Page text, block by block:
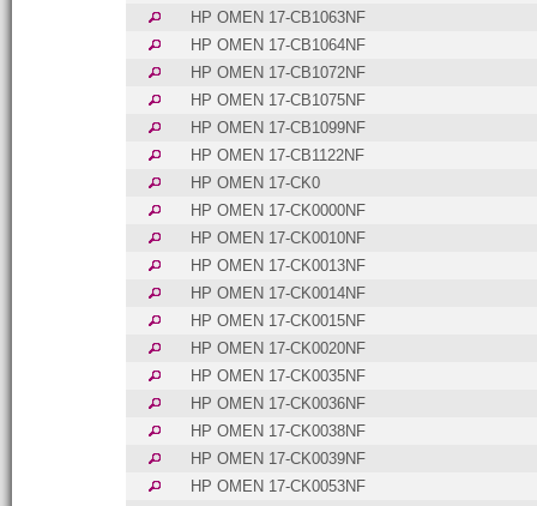
HP OMEN 17-CB1063NF
HP OMEN 17-CB1064NF
HP OMEN 17-CB1072NF
HP OMEN 17-CB1075NF
HP OMEN 17-CB1099NF
HP OMEN 17-CB1122NF
HP OMEN 17-CK0
HP OMEN 17-CK0000NF
HP OMEN 17-CK0010NF
HP OMEN 17-CK0013NF
HP OMEN 17-CK0014NF
HP OMEN 17-CK0015NF
HP OMEN 17-CK0020NF
HP OMEN 17-CK0035NF
HP OMEN 17-CK0036NF
HP OMEN 17-CK0038NF
HP OMEN 17-CK0039NF
HP OMEN 17-CK0053NF